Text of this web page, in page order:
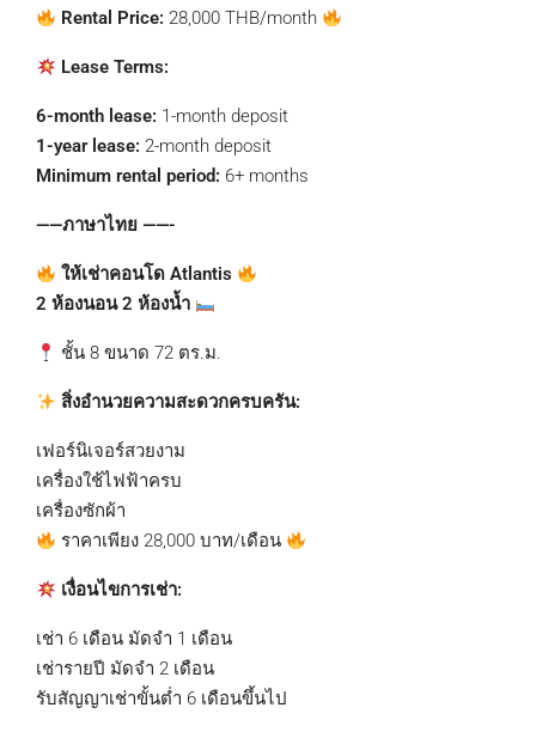
Rental Price:28,000 THB/month
Lease Terms:
6-month lease: 1-month deposit
1-year lease: 2-month deposit
Minimum rental period: 6+ months
——ภาษาไทย ——-
ให้เช่าคอนโด Atlantis
2 ห้องนอน 2 ห้องน้ำ
ชั้น 8 ขนาด 72 ตร.ม.
สิ่งอำนวยความสะดวกครบครัน:
เฟอร์นิเจอร์สวยงาม
เครื่องใช้ไฟฟ้าครบ
เครื่องซักผ้า
ราคาเพียง 28,000 บาท/เดือน
เงื่อนไขการเช่า:
เช่า 6 เดือน มัดจำ 1 เดือน
เช่ารายปี มัดจำ 2 เดือน
รับสัญญาเช่าขั้นต่ำ 6 เดือนขึ้นไป